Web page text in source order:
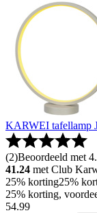
KARWEI tafellamp
(2)Beoordeeld met
41.24 met Club
25% korting25%
25% korting,
54.99